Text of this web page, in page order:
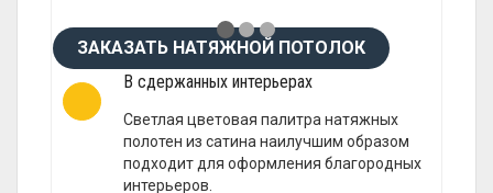
ЗАКАЗАТЬ НАТЯЖНОЙ ПОТОЛОК
В сдержанных интерьерах
Светлая цветовая палитра натяжных
полотен из сатина наилучшим образом
подходит для оформления благородных
интерьеров.